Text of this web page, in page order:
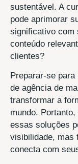
sustentável. A
pode aprimorar
significativo com
conteúdo
clientes?
Preparar-se
de agência de
transformar a
mundo.
essas soluções
visibilidade, mas
conecta com